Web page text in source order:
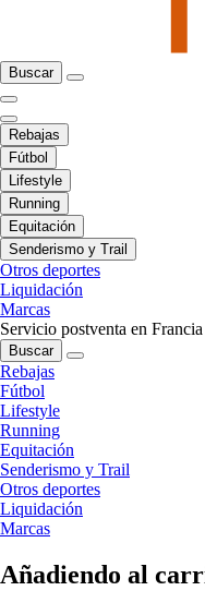
Buscar
Rebajas
Fútbol
Lifestyle
Running
Equitación
Senderismo y Trail
Otros deportes
Liquidación
Marcas
Servicio postventa en Francia
Buscar
Rebajas
Fútbol
Lifestyle
Running
Equitación
Senderismo y Trail
Otros deportes
Liquidación
Marcas
Añadiendo al